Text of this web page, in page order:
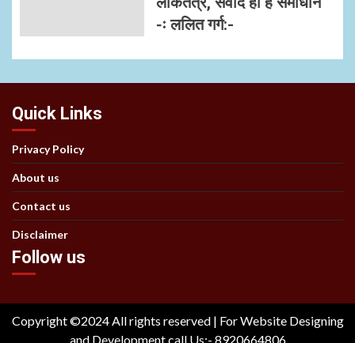
-ः ललित गर्ग:-
Quick Links
Privacy Policy
About us
Contact us
Disclaimer
Follow us
Copyright ©2024 All rights reserved | For Website Designing
and Development call Us:- 8920664806